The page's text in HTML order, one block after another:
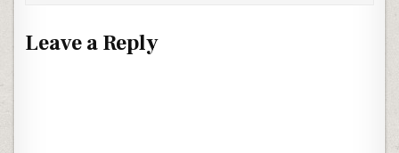
Leave a Reply